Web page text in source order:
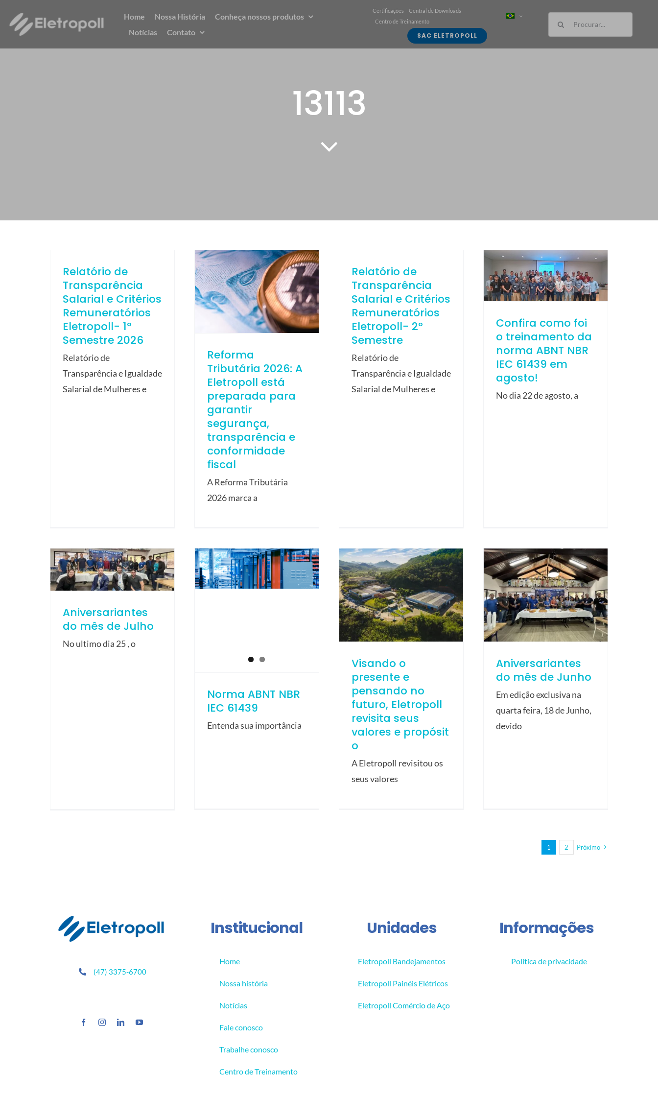
para
Home Nossa História
Conheça nossos produtos
Notícias
Contato
Certificações
Central de Downloads
Centro de Treinamento
SAC ELETROPOLL
Buscar
resultados
para:
13113
Relatório de
Transparência
Salarial e Critérios
Remuneratórios
Eletropoll- 1º
Semestre 2026
Relatório de
Transparência e Igualdade
Salarial de Mulheres e
Reforma
Tributária 2026: A
Eletropoll está
preparada para
garantir
segurança,
transparência e
conformidade
fiscal
A Reforma Tributária
2026 marca a
Relatório de
Transparência
Salarial e Critérios
Remuneratórios
Eletropoll- 2º
Semestre
Relatório de
Transparência e Igualdade
Salarial de Mulheres e
Confira como foi
o treinamento da
norma ABNT NBR
IEC 61439 em
agosto!
No dia 22 de agosto, a
Aniversariantes
do mês de Julho
No ultimo dia 25 , o
Norma ABNT NBR
IEC 61439
Entenda sua importância
Visando o
presente e
pensando no
futuro, Eletropoll
revisita seus
valores e propósit
o
A Eletropoll revisitou os
seus valores
Aniversariantes
do mês de Junho
Em edição exclusiva na
quarta feira, 18 de Junho,
devido
1 2 Próximo
(47) 3375-6700
Institucional
Home
Nossa história
Notícias
Fale conosco
Trabalhe conosco
Centro de Treinamento
Unidades
Eletropoll Bandejamentos
Eletropoll Painéis Elétricos
Eletropoll Comércio de Aço
Informações
Política de privacidade